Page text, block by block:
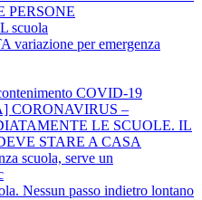
PERSONE
scuola
variazione per emergenza
COVID-19
CORONAVIRUS –
LE SCUOLE. IL
STARE A CASA
scuola, serve un
Nessun passo indietro lontano